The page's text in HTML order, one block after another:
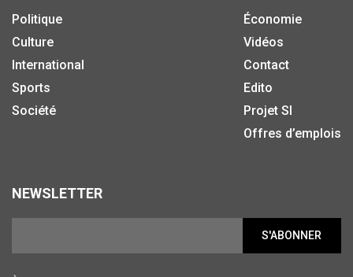
Politique
Culture
International
Sports
Société
Économie
Vidéos
Contact
Edito
Projet SI
Offres d’emplois
NEWSLETTER
S'ABONNER